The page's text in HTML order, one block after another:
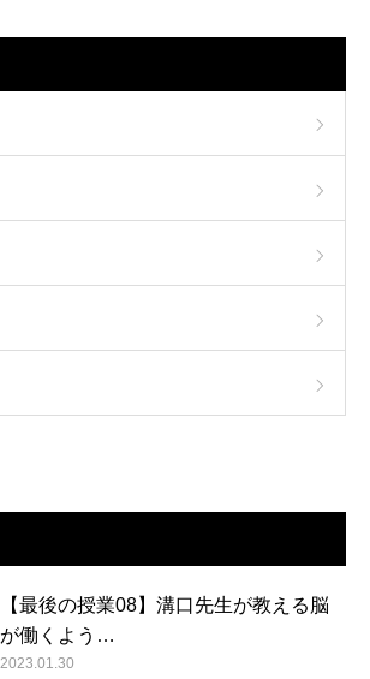
【最後の授業08】溝口先生が教える脳
が働くよう…
2023.01.30